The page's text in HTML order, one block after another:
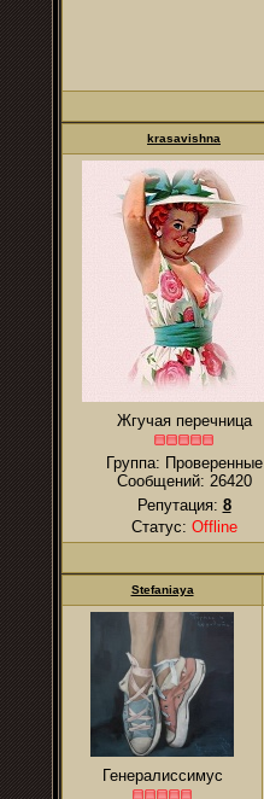
krasavishna
Жгучая перечница
Группа: Проверенные
Сообщений: 26420
Репутация: 8
Статус: Offline
Stefaniaya
Генералиссимус